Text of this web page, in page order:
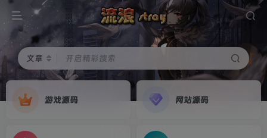
文章 开启精彩搜索
游戏源码 网站源码